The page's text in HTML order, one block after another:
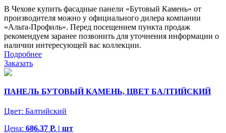
В Чехове купить фасадные панели «Бутовый Камень» от
производителя можно у официального дилера компании
«Альта-Профиль». Перед посещением пункта продаж
рекомендуем заранее позвонить для уточнения информации о
наличии интересующей вас коллекции.
Подробнее
Заказать
ПАНЕЛЬ БУТОВЫЙ КАМЕНЬ, ЦВЕТ БАЛТИЙСКИЙ
Цвет: Балтийский
Цена: 686.37 Р. | шт